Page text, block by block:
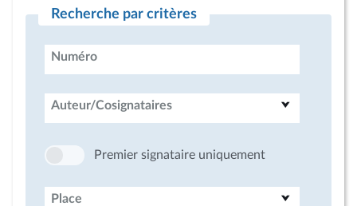
Recherche par critères
Numéro
Auteur/Cosignataires
Premier signataire uniquement
Place